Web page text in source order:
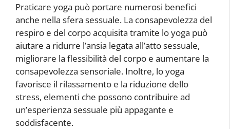
Praticare yoga può portare numerosi benefici
anche nella sfera sessuale. La consapevolezza del
respiro e del corpo acquisita tramite lo yoga può
aiutare a ridurre l’ansia legata all’atto sessuale,
migliorare la flessibilità del corpo e aumentare la
consapevolezza sensoriale. Inoltre, lo yoga
favorisce il rilassamento e la riduzione dello
stress, elementi che possono contribuire ad
un’esperienza sessuale più appagante e
soddisfacente.